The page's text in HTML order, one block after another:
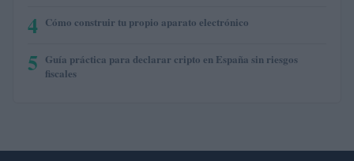
4 Cómo construir tu propio aparato electrónico
5 Guía práctica para declarar cripto en España sin riesgos
fiscales